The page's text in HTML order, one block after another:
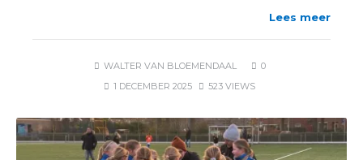
Lees meer
WALTER VAN BLOEMENDAAL
0
1 DECEMBER 2025
523 VIEWS